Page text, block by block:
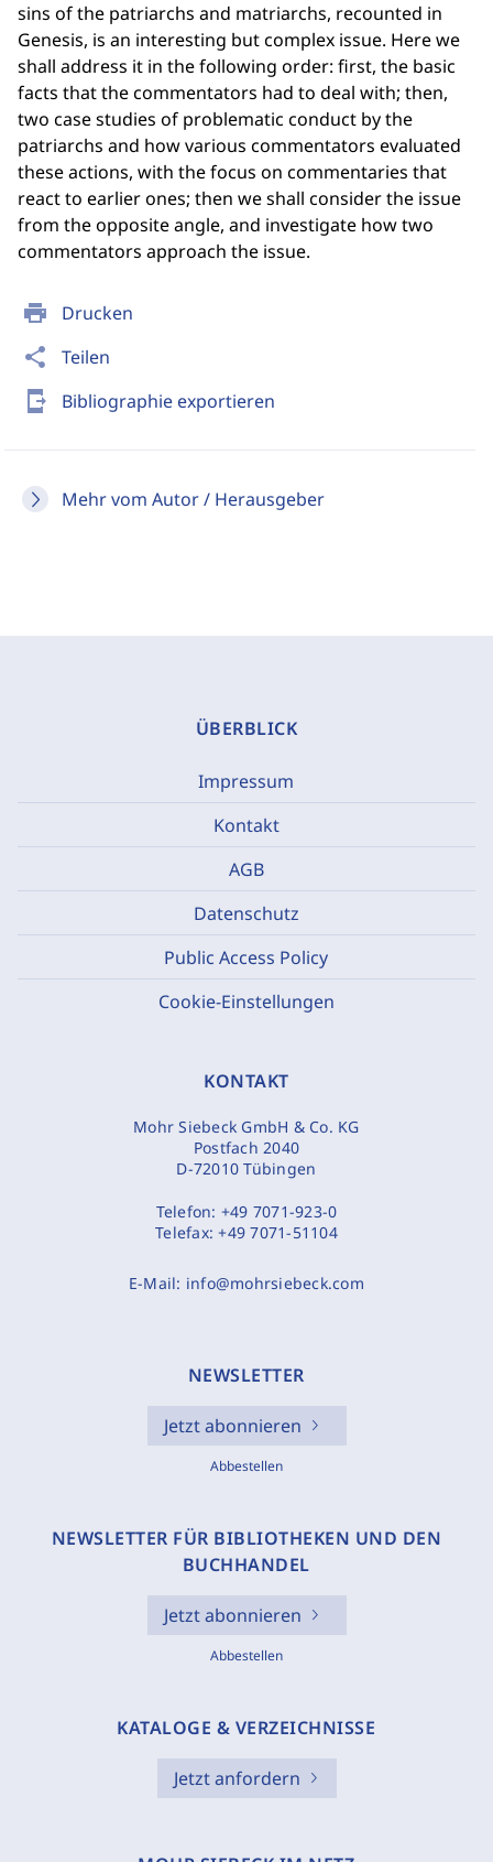
print Drucken
share Teilen
send_to_mobile Bibliographie exportieren
Mehr vom Autor / Herausgeber
sins of the patriarchs and matriarchs, recounted in
Genesis, is an interesting but complex issue. Here we
shall address it in the following order: first, the basic
facts that the commentators had to deal with; then,
two case studies of problematic conduct by the
patriarchs and how various commentators evaluated
these actions, with the focus on commentaries that
react to earlier ones; then we shall consider the issue
from the opposite angle, and investigate how two
commentators approach the issue.
ÜBERBLICK
Impressum
Kontakt
AGB
Datenschutz
Public Access Policy
Cookie-Einstellungen
KONTAKT
Mohr Siebeck GmbH & Co. KG
Postfach 2040
D-72010 Tübingen
Telefon: +49 7071-923-0
Telefax:+49 7071-51104
E-Mail: info@mohrsiebeck.com
NEWSLETTER
Jetzt abonnieren
Abbestellen
NEWSLETTER FÜR BIBLIOTHEKEN UND DEN
BUCHHANDEL
Jetzt abonnieren
Abbestellen
KATALOGE & VERZEICHNISSE
Jetzt anfordern